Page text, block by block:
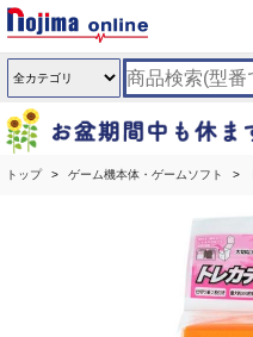
トップ ゲーム機本体・ゲームソフト